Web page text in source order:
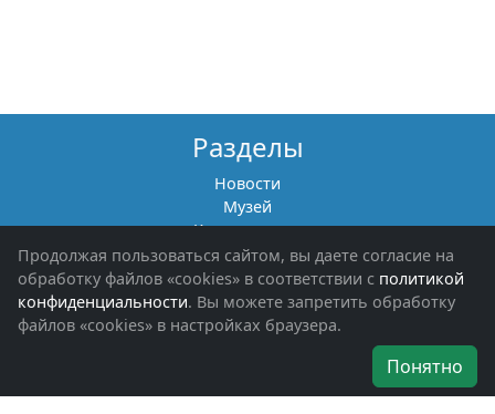
Разделы
Новости
Музей
Книги памяти
Фотоальбомы
Обращения граждан
Помощь участникам СВО и их семьям
Об организации
Наши награды
Продолжая пользоваться сайтом, вы даете согласие на
обработку файлов «cookies» в соответствии с политикой
конфиденциальности. Вы можете запретить обработку
файлов «cookies» в настройках браузера.
Понятно